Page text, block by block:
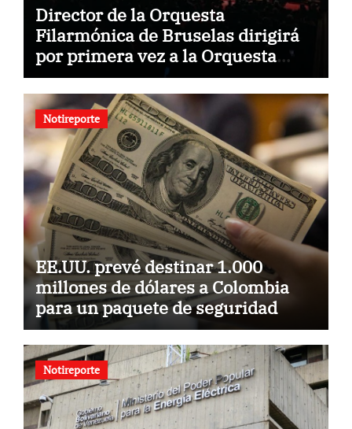
Director de la Orquesta
Filarmónica de Bruselas dirigirá
por primera vez a la Orquesta
Usach
Notireporte
EE.UU. prevé destinar 1.000
millones de dólares a Colombia
para un paquete de seguridad
Notireporte